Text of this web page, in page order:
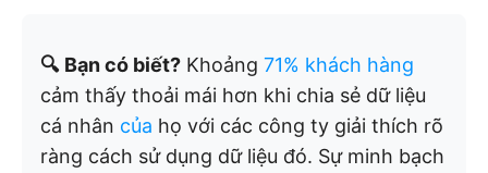
🔍 Bạn có biết? Khoảng 71% khách hàng
cảm thấy thoải mái hơn khi chia sẻ dữ liệu
cá nhân của họ với các công ty giải thích rõ
ràng cách sử dụng dữ liệu đó. Sự minh bạch